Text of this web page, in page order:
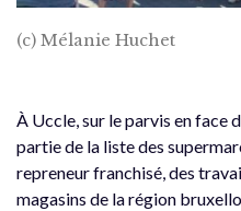
(c) Mélanie Huchet
À Uccle, sur le parvis en face
partie de la liste des
repreneur franchisé, des
magasins de la région